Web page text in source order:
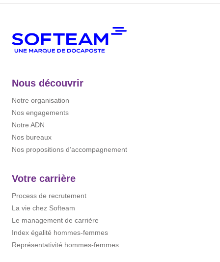
Nous découvrir
Notre organisation
Nos engagements
Notre ADN
Nos bureaux
Nos propositions d’accompagnement
Votre carrière
Process de recrutement
La vie chez Softeam
Le management de carrière
Index égalité hommes-femmes
Représentativité hommes-femmes